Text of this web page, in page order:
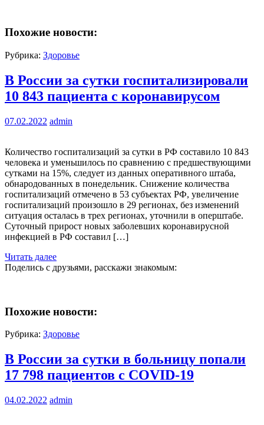
Похожие новости:
Рубрика: Здоровье
В России за сутки госпитализировали
10 843 пациента с коронавирусом
07.02.2022 admin
Количество госпитализаций за сутки в РФ составило 10 843
человека и уменьшилось по сравнению с предшествующими
сутками на 15%, следует из данных оперативного штаба,
обнародованных в понедельник. Снижение количества
госпитализаций отмечено в 53 субъектах РФ, увеличение
госпитализаций произошло в 29 регионах, без изменений
ситуация осталась в трех регионах, уточнили в оперштабе.
Суточный прирост новых заболевших коронавирусной
инфекцией в РФ составил […]
Читать далее
Поделись с друзьями, расскажи знакомым:
Похожие новости:
Рубрика: Здоровье
В России за сутки в больницу попали
17 798 пациентов с COVID-19
04.02.2022 admin